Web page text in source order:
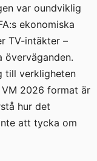
var oundviklig
ekonomiska
TV-intäkter –
överväganden.
till verkligheten
2026 format är
hur det
att tycka om